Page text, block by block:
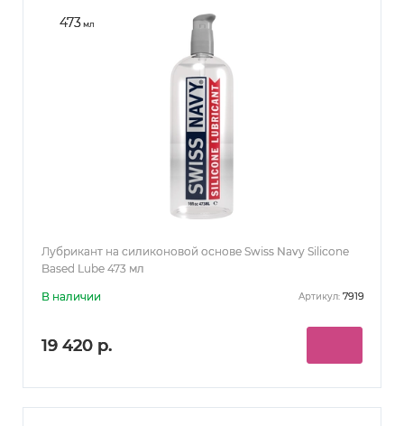
473мл
Лубрикант на силиконовой основе Swiss Navy Silicone
Based Lube 473 мл
В наличии Артикул: 7919
19 420 р.